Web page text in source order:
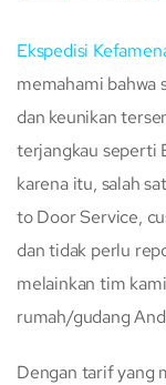
Ekspedisi
memahami bahwa
dan keunikan
terjangkau seperti
karena itu, salah
to Door Service,
dan tidak perlu
melainkan tim
rumah/gudang
Dengan tarif yang